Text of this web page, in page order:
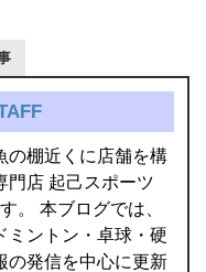
の棚近くに店舗を構
門店 起己スポーツ
。 本ブログでは、
ミントン・卓球・硬
の発信を中心に更新